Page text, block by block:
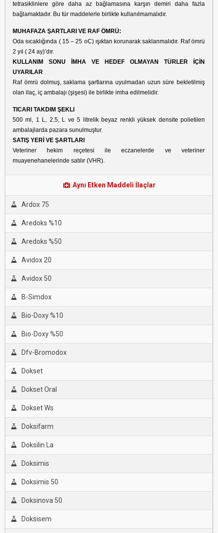
tetrasiklinlere göre daha az bağlamasına karşın demiri daha fazla
bağlamaktadır. Bu tür maddelerle birlikte kullanılmamalıdır.
MUHAFAZA ŞARTLARI VE RAF ÖMRÜ:
Oda sıcaklığında ( 15 – 25 oC) ışıktan korunarak saklanmalıdır. Raf ömrü
2 yıl ( 24 ay)’dır.
KULLANIM SONU İMHA VE HEDEF OLMAYAN TÜRLER İÇİN
UYARILAR
Raf ömrü dolmuş, saklama şartlarına uyulmadan uzun süre bekletilmiş
olan ilaç, iç ambalajı (şişesi) ile birlikte imha edilmelidir.
TICARI TAKDIM ŞEKLI
500 ml, 1 L, 2.5, L ve 5 litrelik beyaz renkli yüksek densite polietilen
ambalajlarda pazara sunulmuştur.
SATIŞ YERİ VE ŞARTLARI
Veteriner hekim reçetesi ile eczanelerde ve veteriner
muayenehanelerinde satılır (VHR).
Aynı Etken Maddeli İlaçlar
Ardox 75
Aredoks %10
Aredoks %50
Avidox 20
Avidox 50
B-Simdox
Bio-Doxy %10
Bio-Doxy %50
Dfv-Bromodox
Dokset
Dokset Oral
Dokset Ws
Doksifarm
Doksilin La
Doksimis
Doksimis 50
Doksinova 50
Doksisem